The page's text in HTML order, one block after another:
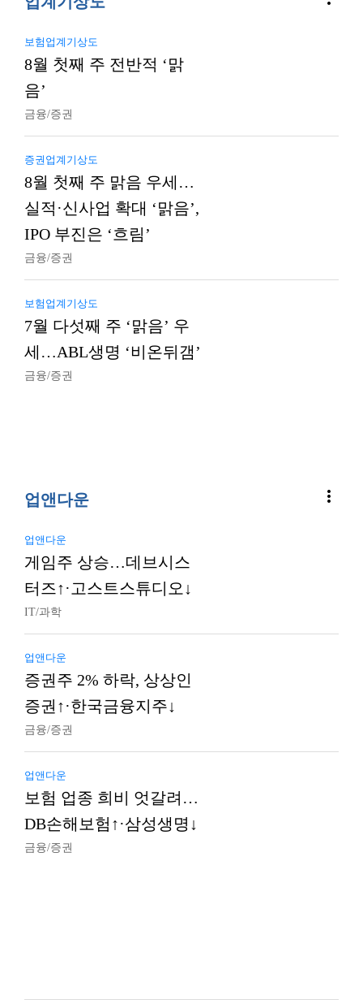
보험업계기상도
8월 첫째 주 전반적 ‘맑
음’
금융/증권
증권업계기상도
8월 첫째 주 맑음 우세…
실적·신사업 확대 ‘맑음’,
IPO 부진은 ‘흐림’
금융/증권
보험업계기상도
7월 다섯째 주 ‘맑음’ 우
세…ABL생명 ‘비온뒤갬’
금융/증권
업앤다운 more_vert
업앤다운
게임주 상승…데브시스
터즈↑·고스트스튜디오↓
IT/과학
업앤다운
증권주 2% 하락, 상상인
증권↑·한국금융지주↓
금융/증권
업앤다운
보험 업종 희비 엇갈려…
DB손해보험↑·삼성생명↓
금융/증권